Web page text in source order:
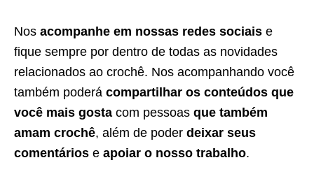
Nos acompanhe em nossas redes sociais e
fique sempre por dentro de todas as novidades
relacionados ao crochê. Nos acompanhando você
também poderá compartilhar os conteúdos que
você mais gosta com pessoas que também
amam crochê, além de poder deixar seus
comentários e apoiar o nosso trabalho.